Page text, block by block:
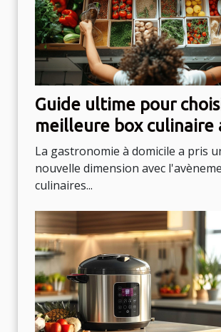
Guide ultime pour
meilleure box culinaire
à vos goûts
La gastronomie à domicile a pris
nouvelle dimension avec
culinaires...